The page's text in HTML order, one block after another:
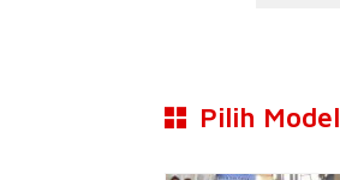
Pilih Model